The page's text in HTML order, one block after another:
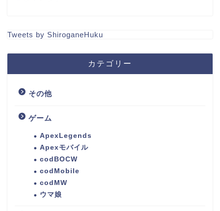
Tweets by ShiroganeHuku
カテゴリー
その他
ゲーム
ApexLegends
Apexモバイル
codBOCW
codMobile
codMW
ウマ娘